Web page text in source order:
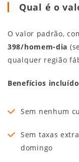
Qual é o
O valor padrão,
398/homem-dia
qualquer região
Benefícios
Sem nenhum
Sem taxas
domingo